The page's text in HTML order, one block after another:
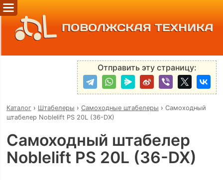
ПОВОЛЖСКАЯ ТЕХНИКА
Отправить эту страницу:
Каталог› Штабелеры › Самоходные штабелеры › Самоходный
штабелер Noblelift PS 20L (36-DX)
Самоходный штабелер
Noblelift PS 20L (36-DX)